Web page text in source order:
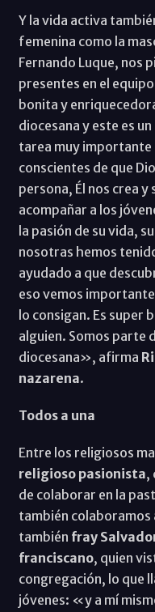
Y la vida activa
femenina como la
Fernando Luque, nos
presentes en el
bonita y
diocesana y este es
tarea muy importante
conscientes de que
persona, Él nos crea y
acompañar a los
la pasión de su vida,
nosotras hemos
ayudado a que
eso vemos
lo consigan. Es super
alguien. Somos parte
diocesana», afirma
nazarena.
Todos a una
Entre los religiosos
religioso pasionista,
de colaborar en la
también
también fray
franciscano, quien
congregación, lo que
jóvenes: «y a mí